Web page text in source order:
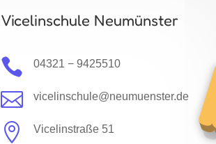
Vicelinschule Neumünster
 04321 − 9425510
 vicelinschule@neumuenster.de
 Vicelinstraße 51